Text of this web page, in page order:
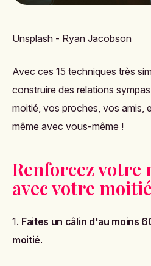
Unsplash - Ryan Jacobson
Avec ces 15 techniques très
construire des relations
moitié, vos proches, vos amis,
même avec vous-même !
Renforcez votre
avec votre moitié
1. Faites un câlin d'au moins
moitié.